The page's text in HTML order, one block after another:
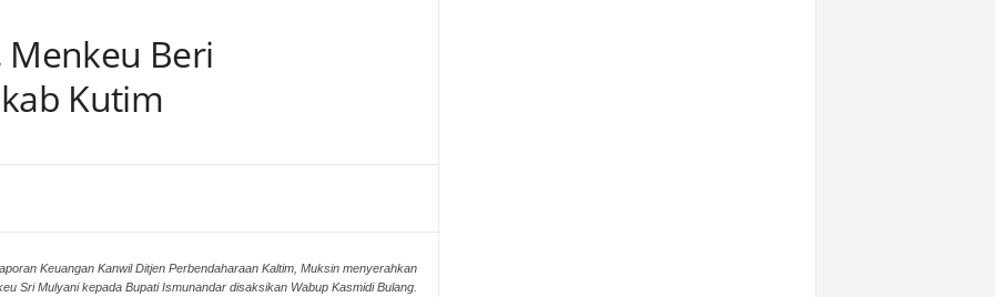
Menkeu Beri
Kutim
Keuangan Kanwil Ditjen Perbendaharaan Kaltim, Muksin menyerahkan
Sri Mulyani kepada Bupati Ismunandar disaksikan Wabup Kasmidi Bulang.